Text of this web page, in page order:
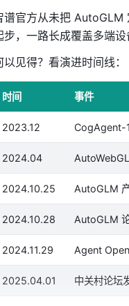
谱官方从未把 AutoGLM
步，一路长成覆盖多端
以见得？看演进时间线：
时间 事件
2023.12 CogAgent-
2024.04
2024.10.25 AutoGLM
2024.10.28 AutoGLM
2024.11.29 Agent
2025.04.01 中关村论坛